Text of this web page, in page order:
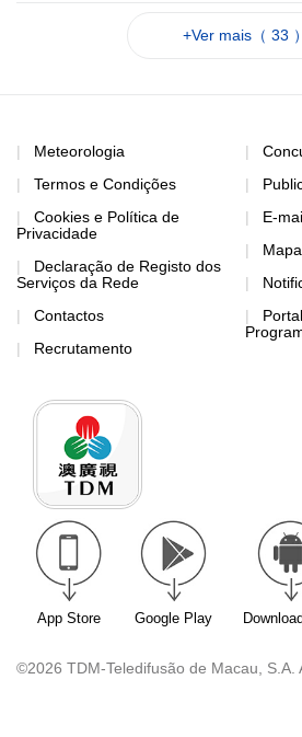
+Ver mais（ 33 ）
Meteorologia
Termos e Condições
Cookies e Política de
Privacidade
Declaração de Registo dos
Serviços da Rede
Contactos
Recrutamento
E-
App Store Google Play
©2026 TDM-Teledifusão de Macau, S.A.